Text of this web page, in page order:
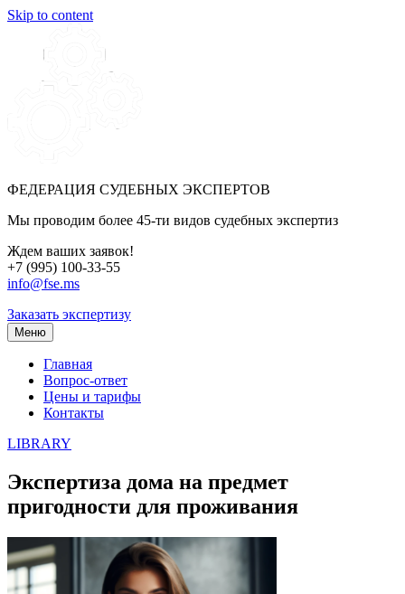
Skip to content
ФЕДЕРАЦИЯ СУДЕБНЫХ ЭКСПЕРТОВ
Мы проводим более 45-ти видов судебных экспертиз
Ждем ваших заявок!
+7 (995) 100-33-55
info@fse.ms
Заказать экспертизу
Меню
Главная
Вопрос-ответ
Цены и тарифы
Контакты
LIBRARY
Экспертиза дома на предмет
пригодности для проживания